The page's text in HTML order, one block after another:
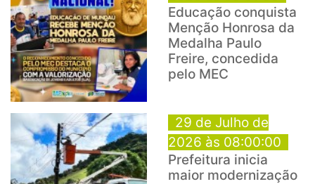
Educação conquista
Menção Honrosa da
Medalha Paulo
Freire, concedida
pelo MEC
29 de Julho de
2026 às 08:00:00
Prefeitura inicia
maior modernização